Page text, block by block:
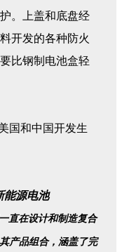
。上盖和底盘经
开发的各种防火
比钢制电池盒轻
国和中国开发生
直在设计和制造复合
产品组合，涵盖了完